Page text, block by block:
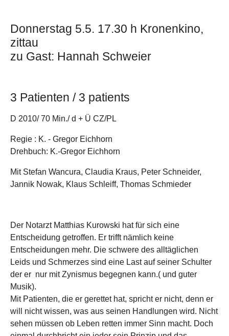
Donnerstag 5.5. 17.30 h Kronenkino,
zittau
zu Gast: Hannah Schweier
3 Patienten / 3 patients
D 2010/ 70 Min./ d + Ü CZ/PL
Regie : K. - Gregor Eichhorn
Drehbuch: K.-Gregor Eichhorn
Mit Stefan Wancura, Claudia Kraus, Peter Schneider,
Jannik Nowak, Klaus Schleiff, Thomas Schmieder
Der Notarzt Matthias Kurowski hat für sich eine
Entscheidung getroffen. Er trifft nämlich keine
Entscheidungen mehr. Die schwere des alltäglichen
Leids und Schmerzes sind eine Last auf seiner Schulter
der er nur mit Zynismus begegnen kann.( und guter
Musik).
Mit Patienten, die er gerettet hat, spricht er nicht, denn er
will nicht wissen, was aus seinen Handlungen wird. Nicht
sehen müssen ob Leben retten immer Sinn macht. Doch